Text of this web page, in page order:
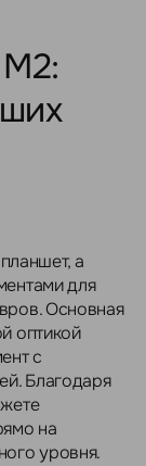
а
для
Основная
оптикой
с
Благодаря
на
уровня.